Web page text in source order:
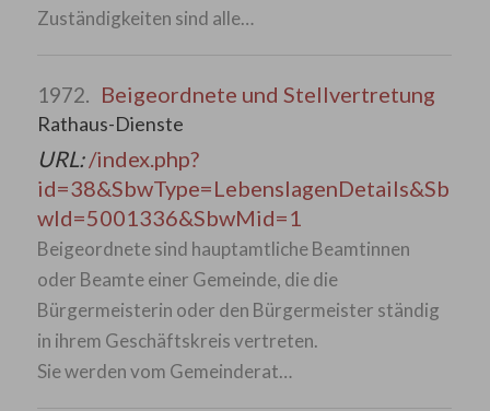
Zuständigkeiten sind alle…
1972. Beigeordnete und Stellvertretung
Rathaus-Dienste
URL:/index.php?
id=38&SbwType=LebenslagenDetails&Sb
wId=5001336&SbwMid=1
Beigeordnete sind hauptamtliche Beamtinnen
oder Beamte einer Gemeinde, die die
Bürgermeisterin oder den Bürgermeister ständig
in ihrem Geschäftskreis vertreten.
Sie werden vom Gemeinderat…